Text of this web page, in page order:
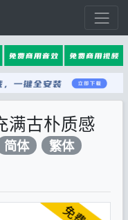
满古朴质感
简体
繁体